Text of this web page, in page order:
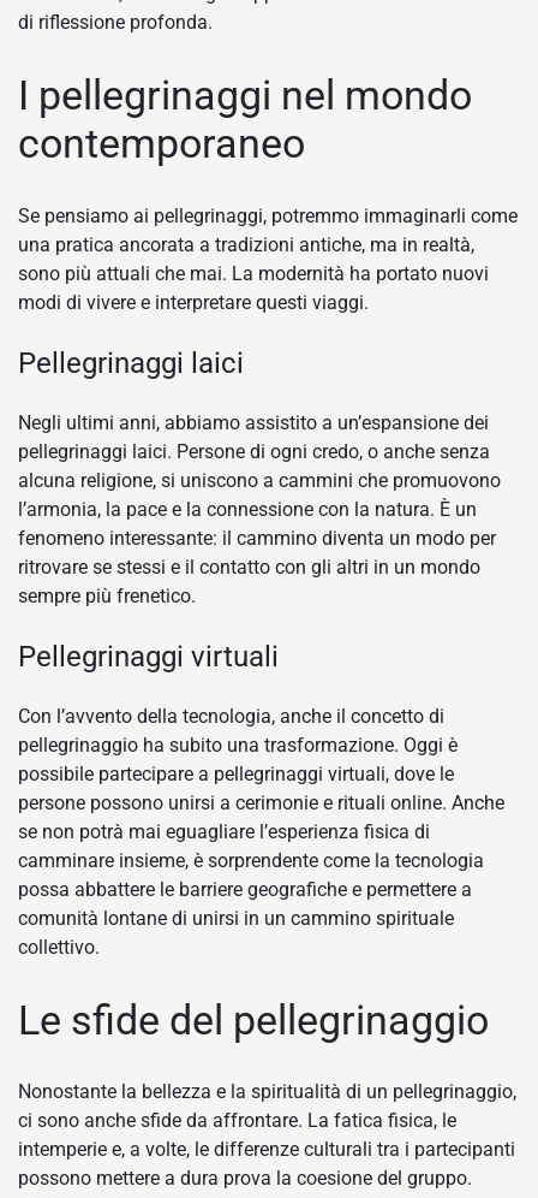
di riflessione profonda.
I pellegrinaggi nel mondo
contemporaneo
Se pensiamo ai pellegrinaggi, potremmo immaginarli come
una pratica ancorata a tradizioni antiche, ma in realtà,
sono più attuali che mai. La modernità ha portato nuovi
modi di vivere e interpretare questi viaggi.
Pellegrinaggi laici
Negli ultimi anni, abbiamo assistito a un’espansione dei
pellegrinaggi laici. Persone di ogni credo, o anche senza
alcuna religione, si uniscono a cammini che promuovono
l’armonia, la pace e la connessione con la natura. È un
fenomeno interessante: il cammino diventa un modo per
ritrovare se stessi e il contatto con gli altri in un mondo
sempre più frenetico.
Pellegrinaggi virtuali
Con l’avvento della tecnologia, anche il concetto di
pellegrinaggio ha subito una trasformazione. Oggi è
possibile partecipare a pellegrinaggi virtuali, dove le
persone possono unirsi a cerimonie e rituali online. Anche
se non potrà mai eguagliare l’esperienza fisica di
camminare insieme, è sorprendente come la tecnologia
possa abbattere le barriere geografiche e permettere a
comunità lontane di unirsi in un cammino spirituale
collettivo.
Le sfide del pellegrinaggio
Nonostante la bellezza e la spiritualità di un pellegrinaggio,
ci sono anche sfide da affrontare. La fatica fisica, le
intemperie e, a volte, le differenze culturali tra i partecipanti
possono mettere a dura prova la coesione del gruppo.